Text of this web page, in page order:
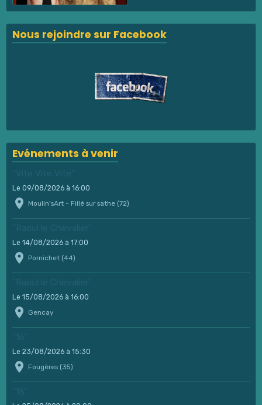
Nous rejoindre sur Facebook
Evénements à venir
"Vite Vite Vite"
Le 09/08/2026 à 16:00
Moulin'sArt - Fillé sur sathe (72)
"Raoul le Chevalier"
Le 14/08/2026 à 17:00
Pornichet (44)
"Raoul le Chevalier"
Le 15/08/2026 à 16:00
Gencay
"16"
Le 23/08/2026 à 15:30
Fougères (35)
"16"